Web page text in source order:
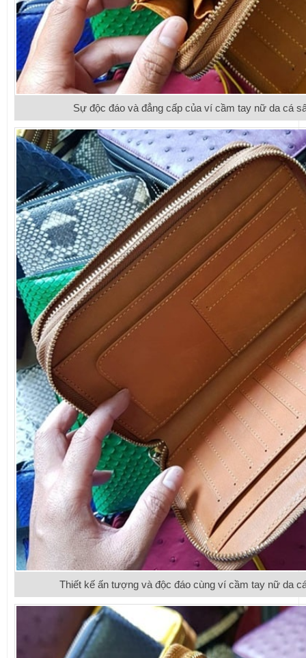
Sự độc đáo và đẳng cấp của ví cầm tay nữ da cá
Thiết kế ấn tượng và độc đáo cùng ví cầm tay nữ da